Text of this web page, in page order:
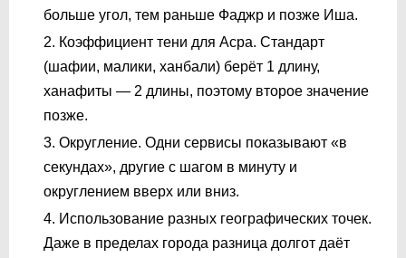
больше угол, тем раньше Фаджр и позже Иша.
Коэффициент тени для Асра. Стандарт
(шафии, малики, ханбали) берёт 1 длину,
ханафиты — 2 длины, поэтому второе значение
позже.
Округление. Одни сервисы показывают «в
секундах», другие с шагом в минуту и
округлением вверх или вниз.
Использование разных географических точек.
Даже в пределах города разница долгот даёт